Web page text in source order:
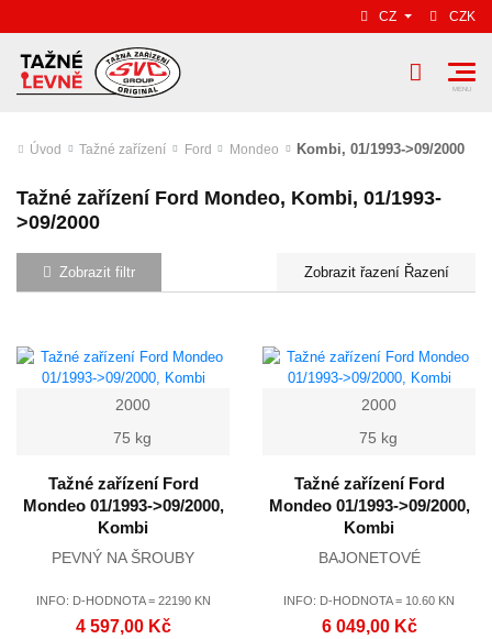
CZ CZK
Úvod Tažné zařízení Ford Mondeo Kombi, 01/1993->09/2000
Tažné zařízení Ford Mondeo, Kombi, 01/1993-
>09/2000
Zobrazit filtr Řazení
2000
75 kg
Tažné zařízení Ford
Mondeo 01/1993->09/2000,
Kombi
PEVNÝ NA ŠROUBY
INFO: D-HODNOTA = 22190 KN
4 597,00 Kč
2000
75 kg
Tažné zařízení Ford
Mondeo 01/1993->09/2000,
Kombi
BAJONETOVÉ
INFO: D-HODNOTA = 10.60 KN
6 049,00 Kč